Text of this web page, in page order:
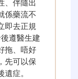
、伴隨出
係藥流不
即去正規
遵醫生建
拖、唔好
先可以保
症。